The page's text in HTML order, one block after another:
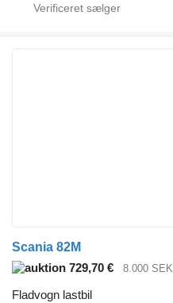
Scania 82M
729,70 €
8.000 SEK
Fladvogn lastbil